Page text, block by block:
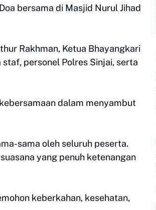
bersama di Masjid Nurul Jihad
Rakhman, Ketua Bhayangkari
personel Polres Sinjai, serta
dalam menyambut
sama oleh seluruh peserta.
yang penuh ketenangan
keberkahan, kesehatan,